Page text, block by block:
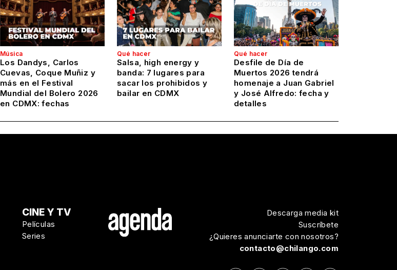
Música
Los Dandys, Carlos
Cuevas, Coque Muñiz y
más en el Festival
Mundial del Bolero 2026
en CDMX: fechas
Qué hacer
Salsa, high energy y
banda: 7 lugares para
sacar los prohibidos y
bailar en CDMX
Qué hacer
Desfile de Día de
Muertos 2026 tendrá
homenaje a Juan Gabriel
y José Alfredo: fecha y
detalles
CINE Y TV
Películas
Series
Descarga media kit
Suscríbete
¿Quieres anunciarte con nosotros?
contacto@chilango.com